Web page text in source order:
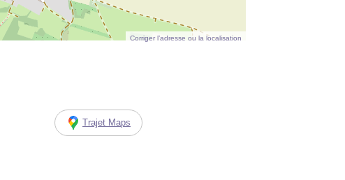
Corriger l’adresse ou la localisation
Trajet Maps